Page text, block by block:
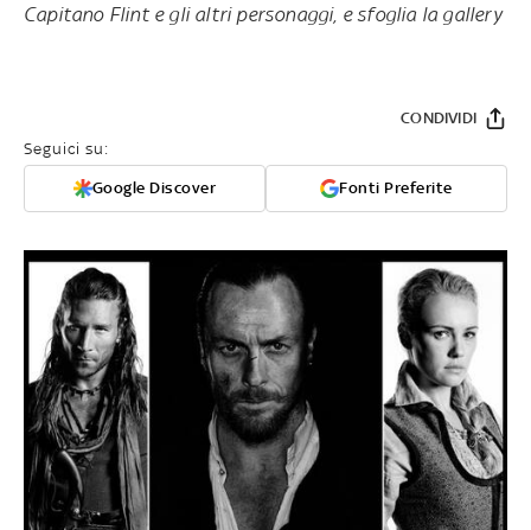
Capitano Flint e gli altri personaggi, e sfoglia la gallery
Seguici su:
Google Discover Fonti Preferite
CONDIVIDI